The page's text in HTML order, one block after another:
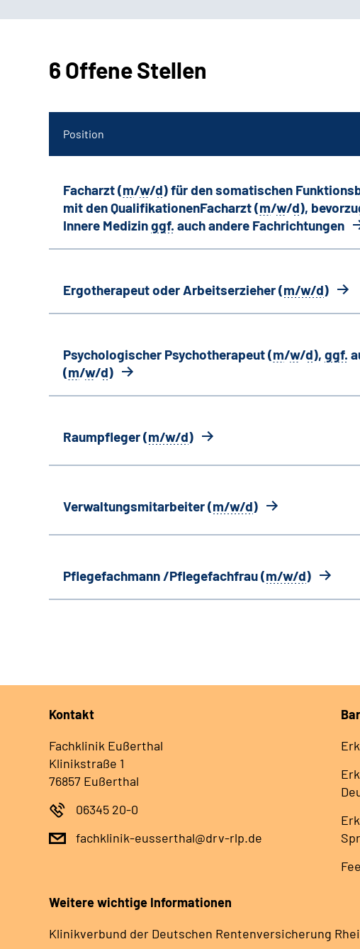
6 Offene Stellen
Position
Facharzt (m/w/d) für den somatischen
mit den QualifikationenFacharzt (m/w/d),
Innere Medizinggf. auch andere Fachrichtungen
Ergotherapeut oder Arbeitserzieher (m/w/d)
Psychologischer Psychotherapeut (m/w/d), ggf.
(m/w/d)
Raumpfleger (m/w/d)
Verwaltungsmitarbeiter (m/w/d)
Pflegefachmann /Pflegefachfrau (m/w/d)
Kontakt
Fachklinik Eußerthal
Klinikstraße 1
76857 Eußerthal
06345 20-0
fachklinik-eusserthal@drv-rlp.de
Weitere wichtige Informationen
Klinikverbund der Deutschen Rentenversicherung